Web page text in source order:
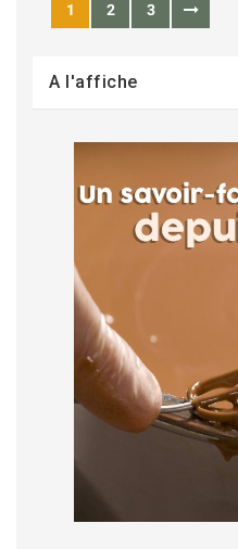
1 2 3
A l'affiche